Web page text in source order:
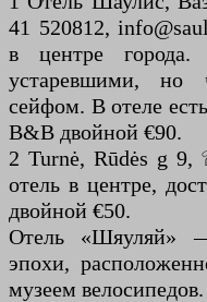
41 520812,
в центре города.
устаревшими, но
сейфом. В отеле
B&B двойной €90.
2 Turnė, Rūdės g
отель в центре,
двойной €50.
Отель «Шяуляй»
эпохи,
музеем велосипедов.